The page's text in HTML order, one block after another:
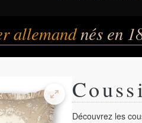
allemandnés en
Découvrez les